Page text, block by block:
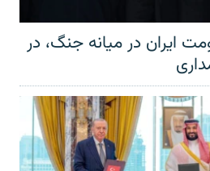
ایران در میانه جنگ، در